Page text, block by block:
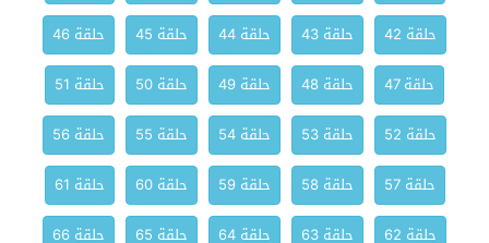
حلقة 42
حلقة 43 حلقة 44 حلقة 45
حلقة 46
حلقة 47
حلقة 48 حلقة 49 حلقة 50
حلقة 51
حلقة 52
حلقة 53 حلقة 54 حلقة 55
حلقة 56
حلقة 57
حلقة 58 حلقة 59 حلقة 60
حلقة 61
حلقة 62
حلقة 63 حلقة 64 حلقة 65
حلقة 66